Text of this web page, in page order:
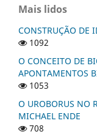
Mais lidos
CONSTRUÇÃO DE
1092
O CONCEITO DE
APONTAMENTOS
1053
O UROBORUS NO
MICHAEL ENDE
708